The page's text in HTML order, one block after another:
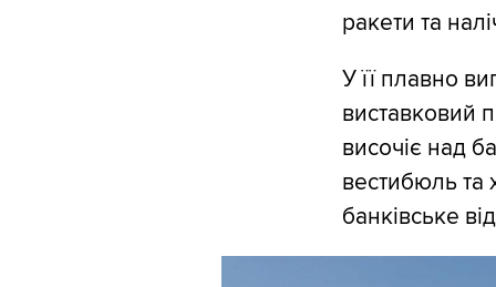
ракети та
У її плавно
виставковий
височіє над
вестибюль та
банківське